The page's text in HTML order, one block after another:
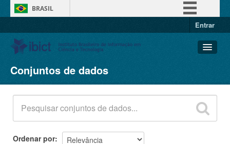
BRASIL
Entrar
Conjuntos de dados
Organizações
Grupos
Sobre
Conjuntos de dados
Ordenar por